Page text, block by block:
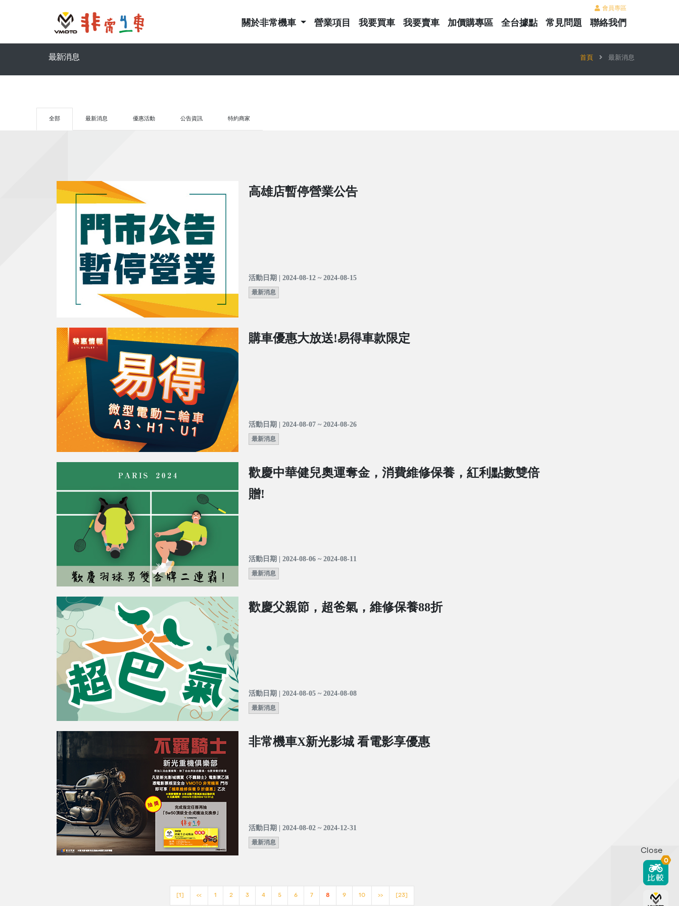
會員專區
關於非常機車 營業項目 我要買車 我要賣車 加價購專區 全台據點 常見問題 聯絡我們
最新消息 首頁 最新消息
全部 最新消息 優惠活動 公告資訊 特約商家
高雄店暫停營業公告
活動日期 | 2024-08-12 ~ 2024-08-15
最新消息
購車優惠大放送!易得車款限定
活動日期 | 2024-08-07 ~ 2024-08-26
最新消息
歡慶中華健兒奧運奪金，消費維修保養，紅利點數雙倍
贈!
活動日期 | 2024-08-06 ~ 2024-08-11
最新消息
歡慶父親節，超爸氣，維修保養88折
活動日期 | 2024-08-05 ~ 2024-08-08
最新消息
非常機車X新光影城 看電影享優惠
活動日期 | 2024-08-02 ~ 2024-12-31
最新消息
[1] << 1 2 3 4 5 6 7 8 9 10 >> [23]
Close
0